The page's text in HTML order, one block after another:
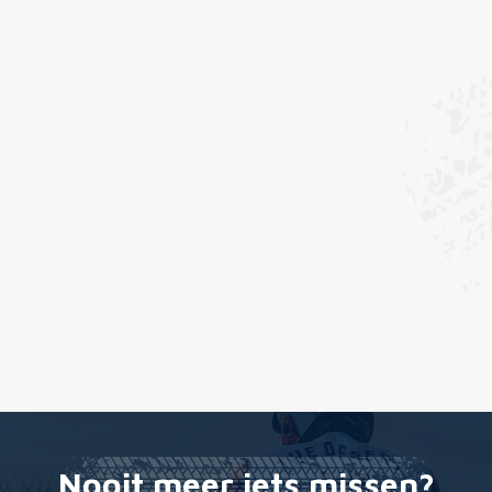
Nooit meer iets missen?